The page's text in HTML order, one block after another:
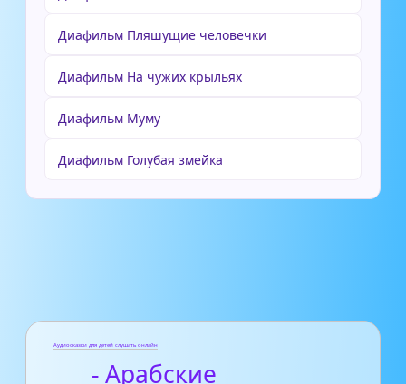
Диафильм Пляшущие человечки
Диафильм На чужих крыльях
Диафильм Муму
Диафильм Голубая змейка
Аудиосказки для детей слушать онлайн
- Арабские